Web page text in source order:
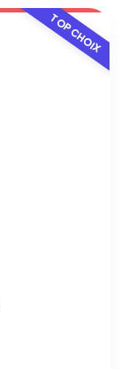
TOP CHOIX